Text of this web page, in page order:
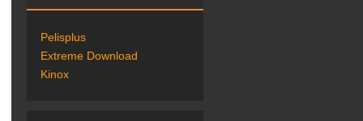
Pelisplus
Extreme Download
Kinox